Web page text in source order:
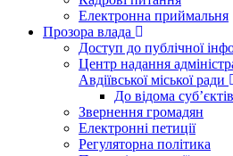
Електронна приймальня
Прозора влада
Доступ до публічної
Центр надання
Авдіївської міської ради
До відома
Звернення громадян
Електронні петиції
Регуляторна політика